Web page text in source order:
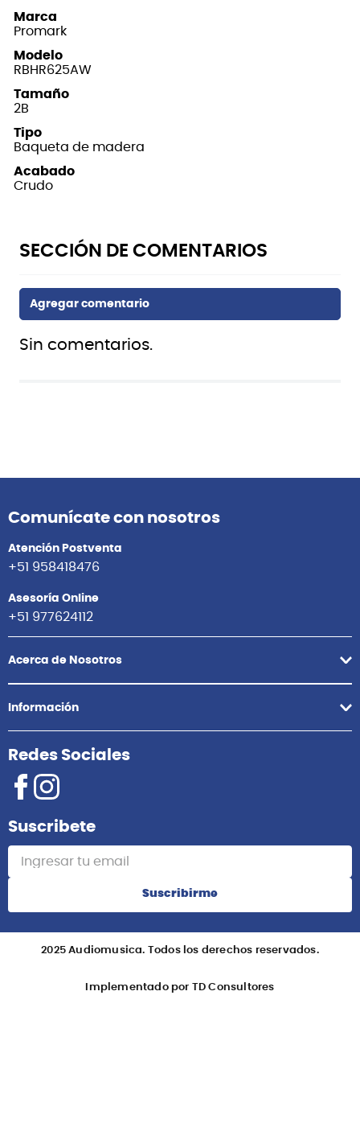
Marca
Promark
Modelo
RBHR625AW
Tamaño
2B
Tipo
Baqueta de madera
Acabado
Crudo
Sin comentarios.
Comunícate con nosotros
Atención Postventa
+51 958418476
Asesoría Online
+51 977624112
Acerca de Nosotros
Información
Redes Sociales
Suscribete
Suscribirme
2025 Audiomusica. Todos los derechos reservados.
Implementado por TD Consultores